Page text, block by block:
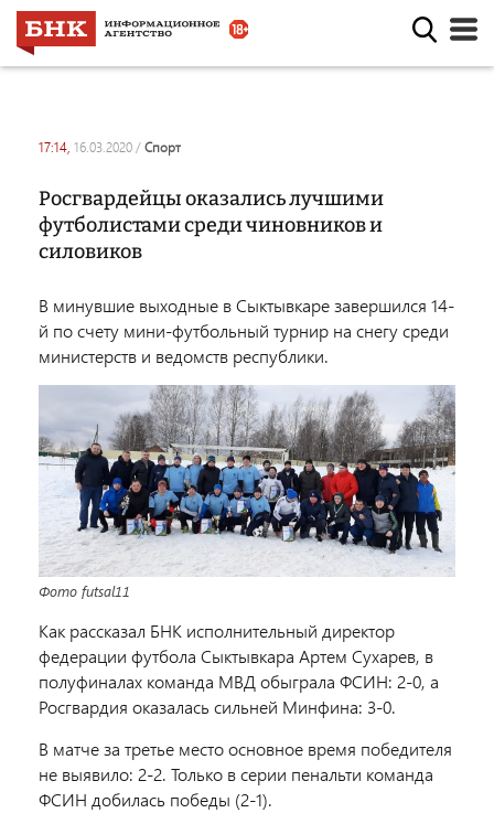
17:14, 16.03.2020 / спорт
Росгвардейцы оказались лучшими
футболистами среди чиновников и
силовиков
В минувшие выходные в Сыктывкаре завершился 14-
й по счету мини-футбольный турнир на снегу среди
министерств и ведомств республики.
Фото futsal11
Как рассказал БНК исполнительный директор
федерации футбола Сыктывкара Артем Сухарев, в
полуфиналах команда МВД обыграла ФСИН: 2-0, а
Росгвардия оказалась сильней Минфина: 3-0.
В матче за третье место основное время победителя
не выявило: 2-2. Только в серии пенальти команда
ФСИН добилась победы (2-1).